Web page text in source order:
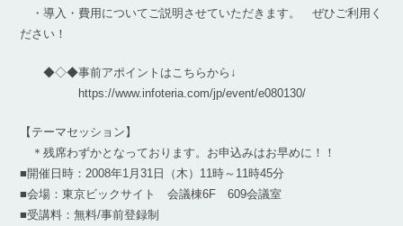
・導入・費用についてご説明させていただきます。 ぜひご利用く
ださい！
◆◇◆事前アポイントはこちらから↓
https://www.infoteria.com/jp/event/e080130/
【テーマセッション】
＊残席わずかとなっております。お申込みはお早めに！！
■開催日時：2008年1月31日（木）11時～11時45分
■会場：東京ビックサイト 会議棟6F 609会議室
■受講料：無料/事前登録制